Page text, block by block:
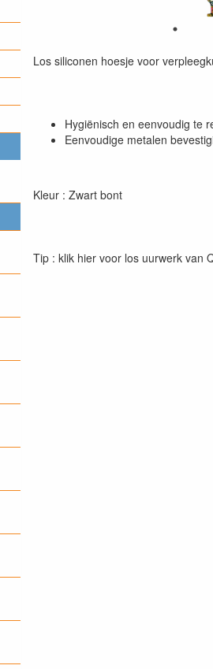
Los siliconen hoesje voor
Hygiënisch en eenvoudig te
Eenvoudige metalen
Kleur : Zwart bont
Tip : klik hier voor los uurwerk van